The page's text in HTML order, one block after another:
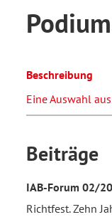
Podium
Beschreibung
Eine Auswahl
Beiträge
IAB-Forum 02/
Richtfest. Zehn